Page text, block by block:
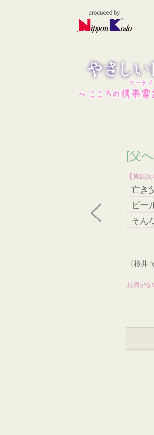
[父
【第16
亡き
ビー
そん
〈桜井
お酒がな